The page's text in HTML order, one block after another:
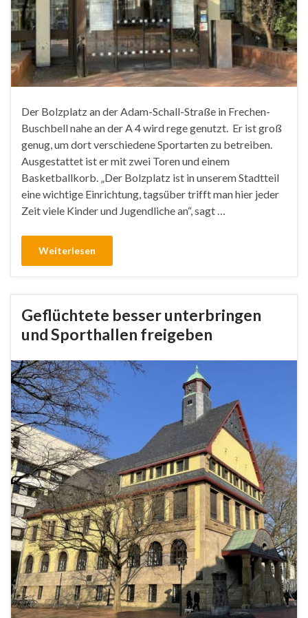
Der Bolzplatz an der Adam-Schall-Straße in Frechen-
Buschbell nahe an der A 4 wird rege genutzt. Er ist groß
genug, um dort verschiedene Sportarten zu betreiben.
Ausgestattet ist er mit zwei Toren und einem
Basketballkorb. „Der Bolzplatz ist in unserem Stadtteil
eine wichtige Einrichtung, tagsüber trifft man hier jeder
Zeit viele Kinder und Jugendliche an“, sagt …
Weiterlesen
Geflüchtete besser unterbringen
und Sporthallen freigeben